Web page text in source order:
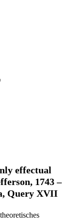
effectual
1743 –
Query XVII